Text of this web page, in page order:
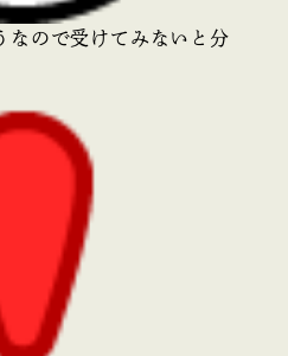
なので受けてみないと分